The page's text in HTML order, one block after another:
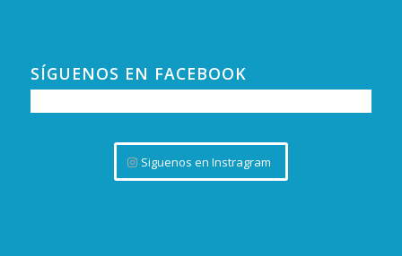
SÍGUENOS EN FACEBOOK
Siguenos en Instragram